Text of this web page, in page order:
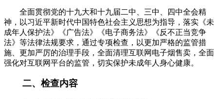
全面贯彻党的十九大和十九届二中、三中、四中全会精
神，以习近平新时代中国特色社会主义思想为指导，落实《未
成年人保护法》《广告法》《电子商务法》《反不正当竞争
法》等法律法规要求，通过专项检查，以更加严格的监管措
施、更加严厉的治理手段，全面清理互联网电子烟售卖，全面
强化对互联网平台的监管，切实保护未成年人身心健康。
二、检查内容